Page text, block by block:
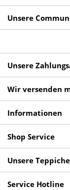
Unsere
Unsere
Wir versenden
Informationen
Shop Service
Unsere Teppiche
Service Hotline